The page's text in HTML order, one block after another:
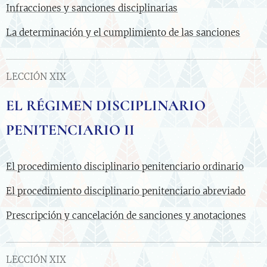
Infracciones y sanciones disciplinarias
La determinación y el cumplimiento de las sanciones
LECCIÓN XIX
EL RÉGIMEN DISCIPLINARIO
PENITENCIARIO II
El procedimiento disciplinario penitenciario ordinario
El procedimiento disciplinario penitenciario abreviado
Prescripción y cancelación de sanciones y anotaciones
LECCIÓN XIX